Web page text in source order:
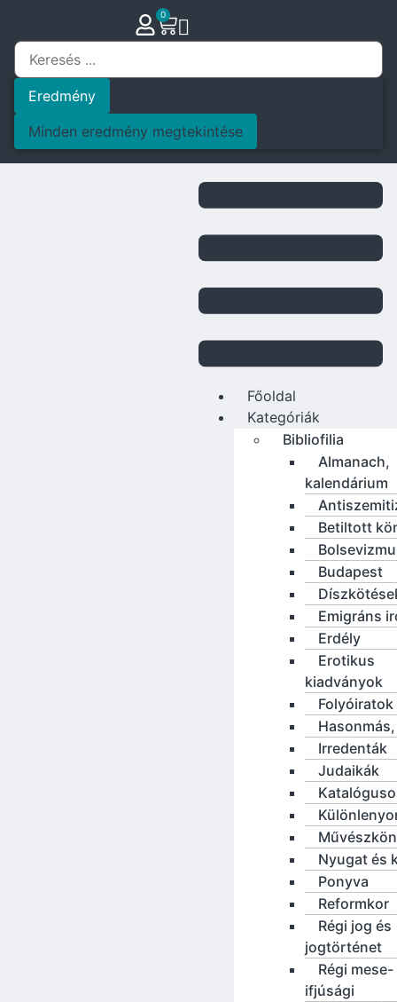
0
Eredmény
Minden eredmény megtekintése
Főoldal
Kategóriák
Bibliofilia
Almanach,
kalendárium
Betiltott
Budapest
Emigráns
Erdély
Erotikus
kiadványok
Folyóiratok
Irredenták
Judaikák
Nyugat és
Ponyva
Reformkor
Régi jog és
jogtörténet
Régi mese-
ifjúsági